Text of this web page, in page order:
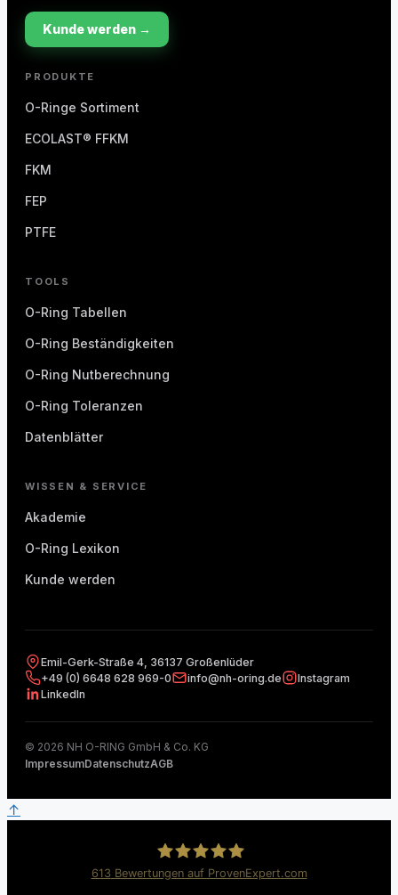
Kunde werden →
PRODUKTE
O-Ringe Sortiment
ECOLAST® FFKM
FKM
FEP
PTFE
TOOLS
O-Ring Tabellen
O-Ring Beständigkeiten
O-Ring Nutberechnung
O-Ring Toleranzen
Datenblätter
WISSEN & SERVICE
Akademie
O-Ring Lexikon
Kunde werden
Emil-Gerk-Straße 4, 36137 Großenlüder
+49 (0) 6648 628 969-0
info@nh-oring.de
Instagram
LinkedIn
© 2026 NH O-RING GmbH & Co. KG
ImpressumDatenschutzAGB
↑
613 Bewertungen auf ProvenExpert.com